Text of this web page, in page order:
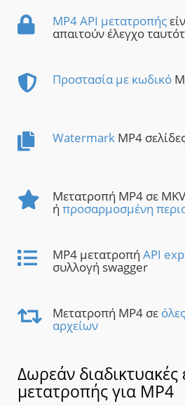
MP4 API μετατροπής
απαιτούν έλεγχο
Προστασία με κωδικό
Watermark MP4
Μετατροπή MP4 σε
ή προσαρμοσμένη
MP4 μετατροπή API
συλλογή swagger
Μετατροπή MP4 σε
αρχείων
Δωρεάν
μετατροπής για MP4